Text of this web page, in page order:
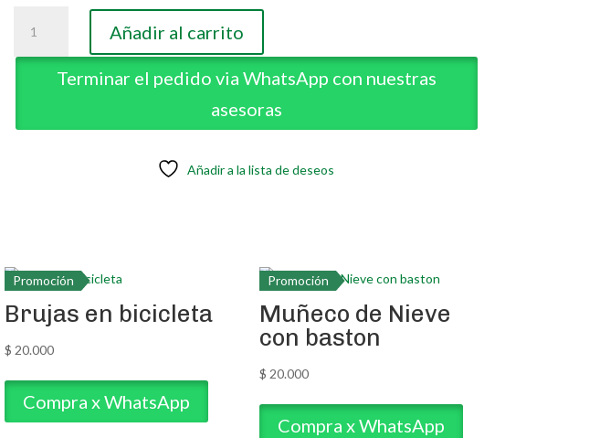
Sue
22
cantidad
Añadir al carrito
Terminar el pedido via WhatsApp con nuestras
asesoras
Añadir a la lista de deseos
Promoción
Brujas en bicicleta
$ 20.000
Compra x WhatsApp
Promoción
Muñeco de Nieve
con baston
$ 20.000
Compra x WhatsApp